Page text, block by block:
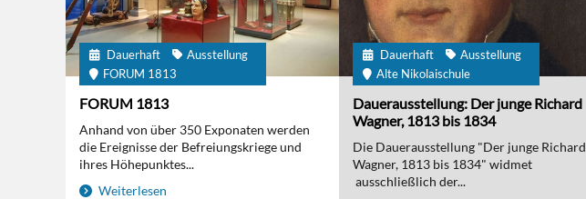
Dauerhaft
Ausstellung
FORUM 1813
FORUM 1813
Anhand von über 350 Exponaten werden
die Ereignisse der Befreiungskriege und
ihres Höhepunktes...
Weiterlesen
Dauerhaft
Ausstellung
Alte Nikolaischule
Dauerausstellung: Der junge Richard
Wagner, 1813 bis 1834
Die Dauerausstellung "Der junge Richard
Wagner, 1813 bis 1834" widmet
ausschließlich der...